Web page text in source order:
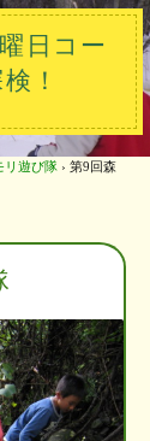
日コー
！
リ遊び隊 › 第9回森